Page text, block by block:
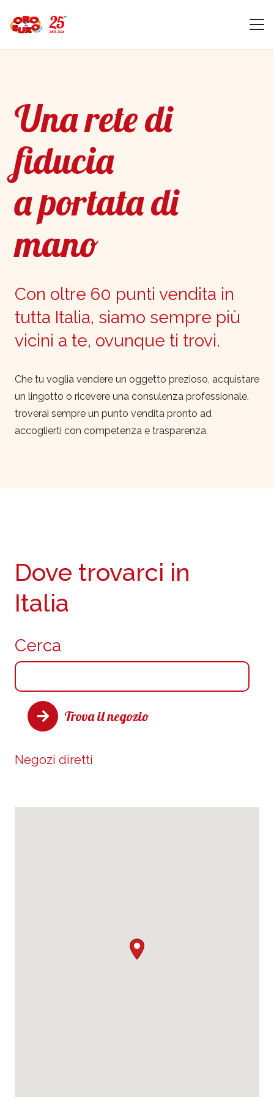
Una rete di
fiducia
a portata di
mano
Con oltre 60 punti vendita in
tutta Italia, siamo sempre più
vicini a te, ovunque ti trovi.
Che tu voglia vendere un oggetto prezioso, acquistare
un lingotto o ricevere una consulenza professionale,
troverai sempre un punto vendita pronto ad
accoglierti con competenza e trasparenza.
Cerca
Trova il negozio
Dove trovarci in
Italia
Negozi diretti